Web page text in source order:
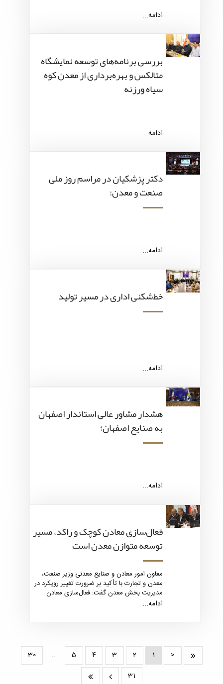
ادامه...
بررسی برنامه‌های توسعه نمایشگاه
متالکس و بهره‌برداری از معدن کوه
سیاه ورزنه
ادامه...
دکتر پزشکیان در مراسم روز ملی
صنعت و معدن:
ادامه...
خط‌شکنی اداری در مسیر تولید
ادامه...
هشدار مشاور عالی استاندار اصفهان
به صنایع اصفهان؛
ادامه...
فعال‌سازی معادن کوچک و راکد، مسیر
توسعه متوازن معدن است
معاون امور معادن و صنایع معدنی وزیر صنعت،
معدن و تجارت با تأکید بر ضرورت تغییر رویکرد در
مدیریت بخش معدن گفت: فعال‌سازی معادن
کوچک و راکد می‌تواند نقش تعیین‌کننده‌ای در
ادامه...
<
1
2
3
4
5
..
30
31